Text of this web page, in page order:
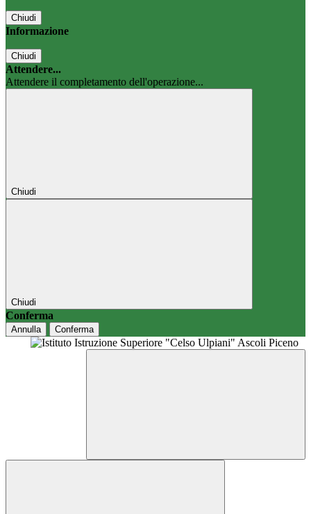
Chiudi
Informazione
Chiudi
Attendere...
Attendere il completamento dell'operazione...
Chiudi
Chiudi
Conferma
Annulla Conferma